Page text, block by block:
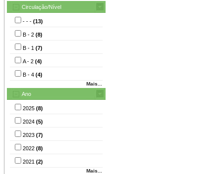
Circulação/Nível
- - - (13)
B - 2 (8)
B - 1 (7)
A - 2 (4)
B - 4 (4)
Mais...
Ano
2025 (8)
2024 (5)
2023 (7)
2022 (8)
2021 (2)
Mais...